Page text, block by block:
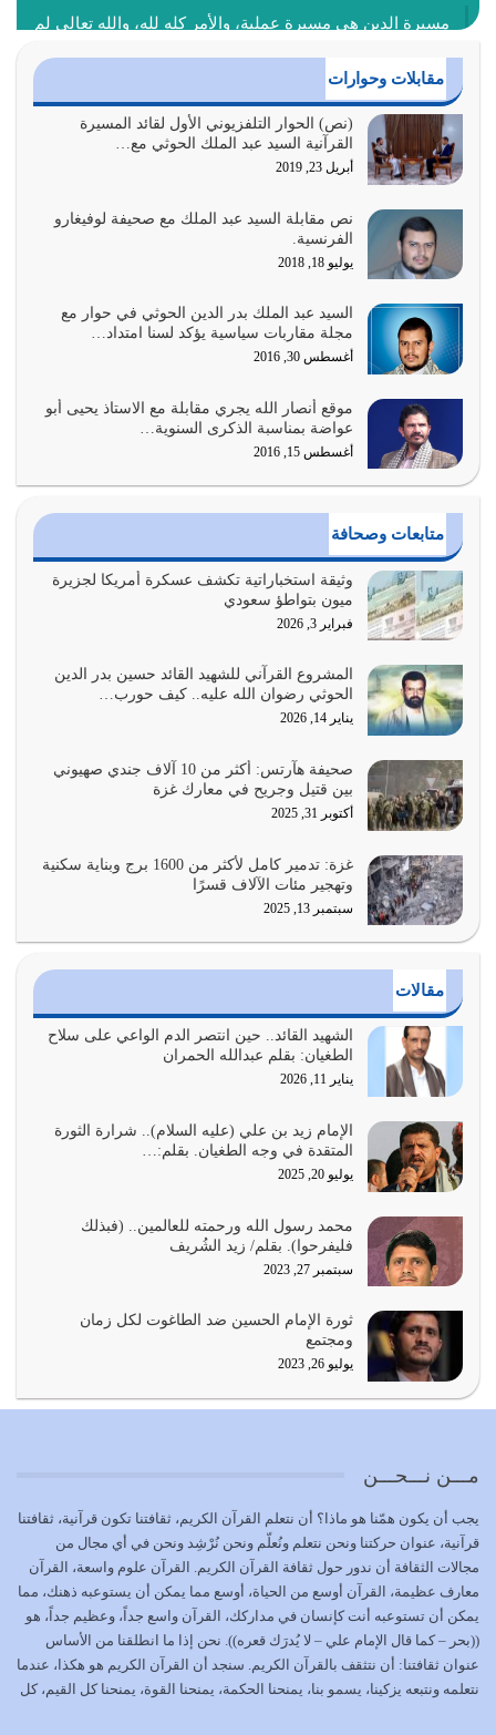
مسيرة الدين هي مسيرة عملية، والأمر كله لله، والله تعالى لم
أغسطس 6, 2026
يجب أن نرجع إلى كتاب الله ونعطيه أولوية مطلقة ونهتدي به،
ونتبعه إتباعاً عملياً كما هو…
أغسطس 4, 2026
عندما لم تؤخذ منهجية تعليم الناس من خلال القرآن الكريم
حصل ضياع للأمة وضياع للأجيال
أغسطس 3, 2026
الغاية من الصلاة هو ذكر الله (أقم الصلاة لذكري) إضافة إلى
{وَأَعِدُّوا لَهُمْ مَا…
أغسطس 2, 2026
السبب الرئيسي لشقاء الأمة الابتعاد عن كتاب الله والتعدي
لحدود الله بالإضافات للدين
أغسطس 1, 2026
أبرز أسباب الشقاء هو الإعراض عن ذكر الله وعن هدى الله
المتمثل في القرآن الكريم
يوليو 31, 2026
أولياء الشيطان كلما كانوا أكثر ولاءً وطاعة للشيطان كلما كانوا
أكثر ضعفاً
يوليو 30, 2026
وعد الله تعالى من يُقتل في سبيله بالحياة الأبدية والرزق
والاستبشار والنجاة والخلود في…
يوليو 29, 2026
القرآن الكريم هو أهم مصدر لمعرفة رسول الله معرفة سيرته
معرفة شخصيته معرفة عظمته
يوليو 28, 2026
هل نحن من الصالحين؟ قيِّم نفسك هنا اترك القرآن على أصله
عندما يكون عدوك هو عدو الله معناه أن تكون نقاط الضعف
فيه كثيرة وسينصرك الله عليه إذا…
يوليو 26, 2026
بالأمر بالمعروف والنهي عن…
يوليو 25, 2026
واجتهاداتنا لأننا سنختلف ونتفرق
يوليو 24, 2026
أمة عاجزة عن النهوض…
يوليو 23, 2026
يجب أن نعود جميعاً الى القرآن وعندنا أخطاء جميعاً لنعتصم
يشاء ويذل من يشاء
يوليو 21, 2026
{إِنَّ الدِّينَ عِنْدَ اللَّهِ الْإسْلامُ} الدين الذي شرعه الله للناس في
كل زمان…
يوليو 19, 2026
الوظيفة عبارة عن مسؤولية يجب النهوض بها كما ينبغي لكي
مقابلات وحوارات
(نص) الحوار التلفزيوني الأول لقائد المسيرة
القرآنية السيد عبد الملك الحوثي مع…
أبريل 23, 2019
نص مقابلة السيد عبد الملك مع صحيفة لوفيغارو
الفرنسية.
يوليو 18, 2018
السيد عبد الملك بدر الدين الحوثي في حوار مع
مجلة مقاربات سياسية يؤكد لسنا امتداد…
أغسطس 30, 2016
موقع أنصار الله يجري مقابلة مع الاستاذ يحيى أبو
عواضة بمناسبة الذكرى السنوية…
أغسطس 15, 2016
متابعات وصحافة
وثيقة استخباراتية تكشف عسكرة أمريكا لجزيرة
ميون بتواطؤ سعودي
فبراير 3, 2026
المشروع القرآني للشهيد القائد حسين بدر الدين
الحوثي رضوان الله عليه.. كيف حورب…
يناير 14, 2026
صحيفة هآرتس: أكثر من 10 آلاف جندي صهيوني
بين قتيل وجريح في معارك غزة
أكتوبر 31, 2025
غزة: تدمير كامل لأكثر من 1600 برج وبناية سكنية
وتهجير مئات الآلاف قسرًا
سبتمبر 13, 2025
مقالات
الشهيد القائد.. حين انتصر الدم الواعي على سلاح
الطغيان: بقلم عبدالله الحمران
يناير 11, 2026
الإمام زيد بن علي (عليه السلام).. شرارة الثورة
المتقدة في وجه الطغيان. بقلم:…
يوليو 20, 2025
محمد رسول الله ورحمته للعالمين.. (فبذلك
فليفرحوا). بقلم/ زيد الشُريف
سبتمبر 27, 2023
ثورة الإمام الحسين ضد الطاغوت لكل زمان
ومجتمع
يوليو 26, 2023
مـــن نـــحـــن
يجب أن يكون همّنا هو ماذا؟ أن نتعلم القرآن الكريم، ثقافتنا تكون قرآنية، ثقافتنا
قرآنية، عنوان حركتنا ونحن نتعلم ونُعلّم ونحن نُرْشِد ونحن في أي مجال من
مجالات الثقافة أن ندور حول ثقافة القرآن الكريم. القرآن علوم واسعة، القرآن
معارف عظيمة، القرآن أوسع من الحياة، أوسع مما يمكن أن يستوعبه ذهنك، مما
يمكن أن تستوعبه أنت كإنسان في مداركك، القرآن واسع جداً، وعظيم جداً، هو
((بحر – كما قال الإمام علي – لا يُدرَك قعره)). نحن إذا ما انطلقنا من الأساس
عنوان ثقافتنا: أن نتثقف بالقرآن الكريم. سنجد أن القرآن الكريم هو هكذا، عندما
نتعلمه ونتبعه يزكينا، يسمو بنا، يمنحنا الحكمة، يمنحنا القوة، يمنحنا كل القيم، كل